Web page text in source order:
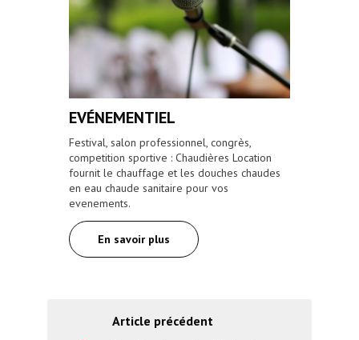
EVÉNEMENTIEL
Festival, salon professionnel, congrès,
competition sportive : Chaudières Location
fournit le chauffage et les douches chaudes
en eau chaude sanitaire pour vos
evenements.
En savoir plus
Article précédent